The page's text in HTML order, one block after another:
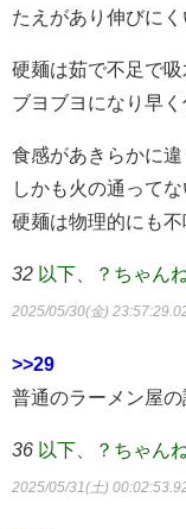
たえがあり伸びにく
硬麺は茹で不足で
ブヨブヨになり早く
食感があきらかに違
しかも火の通って
硬麺は物理的にも不
32 以下、？ちゃん
2025/05/30(金)
>>29
普通のラーメン屋
36 以下、？ちゃん
2025/05/31(土)